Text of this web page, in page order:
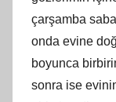
çarşamba
onda evine
boyunca
sonra ise